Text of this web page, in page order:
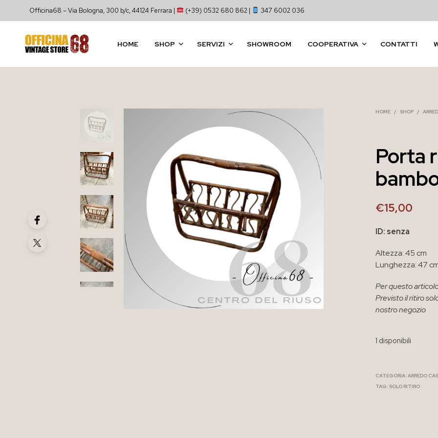
Officina68 – Via Bologna, 300 b/c, 44124 Ferrara | (+39) 0532 680 862 | 347 6002 036
HOME SHOP SERVIZI SHOWROOM COOPERATIVA CONTATTI
HOME / SHOP /
Porta
€15,00
ID: senza
Altezza: 45 cm
Lunghezza: 47
Per questo
Previsto il ritiro
nostro negozio
1 disponibili
CATEGORIA:ARREDO
TAG: SOLO RITIRO